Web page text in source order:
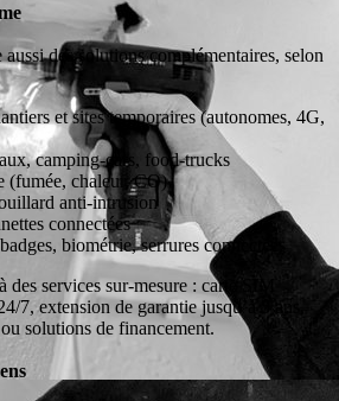
des solutions complémentaires, selon
et sites temporaires (autonomes, 4G,
camping-cars, food-trucks
(fumée, chaleur, CO)
anti-intrusion
connectées
biométrie, serrures connectées
services sur-mesure : carte SIM
7, extension de garantie jusqu’à 5 ans,
solutions de financement.